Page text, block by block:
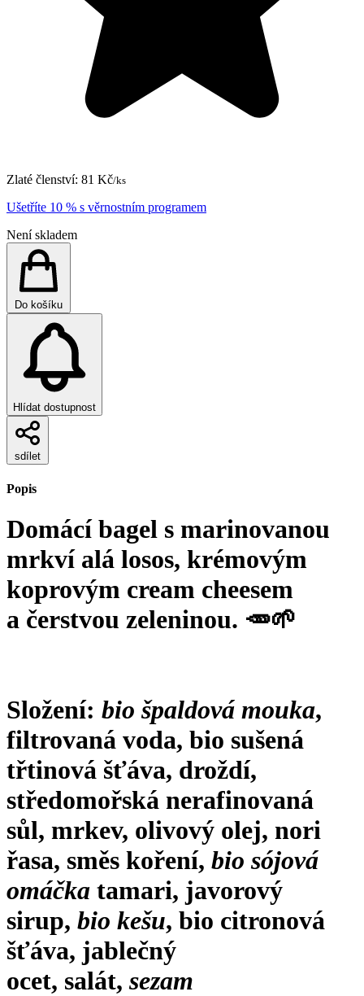
Zlaté členství: 81 Kč/ks
Ušetříte 10 % s věrnostním programem
Není skladem
Do košíku
Hlídat dostupnost
sdílet
Popis
Domácí bagel s marinovanou
mrkví alá losos, krémovým
koprovým cream cheesem
a čerstvou zeleninou. 🥕🌱
Složení: bio špaldová mouka,
filtrovaná voda, bio sušená
třtinová šťáva, droždí,
středomořská nerafinovaná
sůl, mrkev, olivový olej, nori
řasa, směs koření, bio sójová
omáčka tamari, javorový
sirup, bio kešu, bio citronová
šťáva, jablečný
ocet, salát, sezam